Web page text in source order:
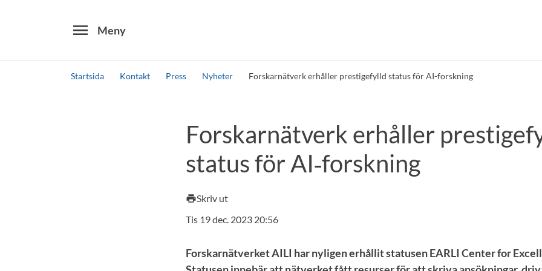
menu Meny
Startsida Kontakt Press Nyheter Forskarnätverk erhåller prestigefylld status för AI-forskning
Detta är vår testmiljö - endast testdataForskarnätverk erhåller
status för AI‑forskning
printSkriv ut
Tis 19 dec. 2023 20:56
Forskarnätverket AILI har nyligen erhållit statusen EARLI Center for